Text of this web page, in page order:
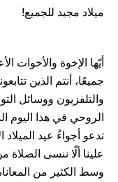
ميلاد مجيد للجميع!
أيّها الإخوة والأخوات
جميعًا، أنتم الذين
والتلفزيون ووسائل
الروحي في هذا اليوم
تدعو أجواءُ عيد
علينا ألّا ننسى
وسط الكثير من